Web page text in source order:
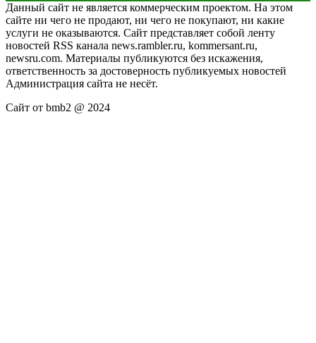
Данный сайт не является коммерческим проектом. На этом
сайте ни чего не продают, ни чего не покупают, ни какие
услуги не оказываются. Сайт представляет собой ленту
новостей RSS канала news.rambler.ru, kommersant.ru,
newsru.com. Материалы публикуются без искажения,
ответственность за достоверность публикуемых новостей
Администрация сайта не несёт.
Сайт от bmb2 @ 2024